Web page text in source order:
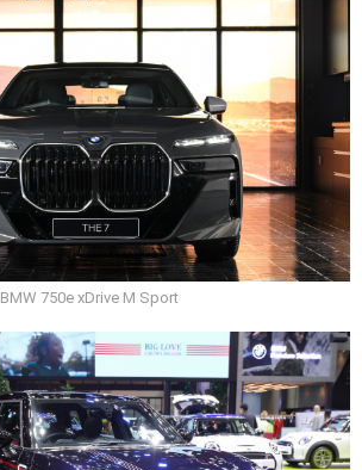
BMW 750e xDrive M Sport